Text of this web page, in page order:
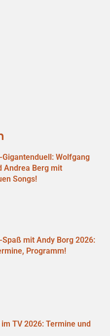
Gigantenduell: Wolfgang
Andrea Berg mit
Songs!
mit Andy Borg 2026:
Programm!
TV 2026: Termine und